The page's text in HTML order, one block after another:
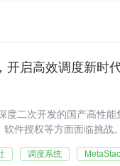
开启高效调度新
度二次开发的国产高性
件授权等方面面临挑战
调度系统